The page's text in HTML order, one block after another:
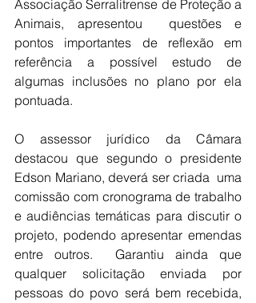
Associação Serralitrense de Proteção a
Animais, apresentou  questões e
pontos importantes de reflexão em
referência a possível estudo de
algumas inclusões no plano por ela
pontuada.
O assessor jurídico da Câmara
destacou que segundo o presidente
Edson Mariano, deverá ser criada  uma
comissão com cronograma de trabalho
e audiências temáticas para discutir o
projeto, podendo apresentar emendas
entre outros.  Garantiu ainda que
qualquer solicitação enviada por
pessoas do povo será bem recebida,